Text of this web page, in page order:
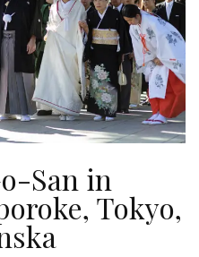
San in
Tokyo,